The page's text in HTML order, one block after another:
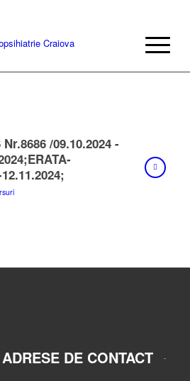
/09.10.2024 -
DE CONTACT